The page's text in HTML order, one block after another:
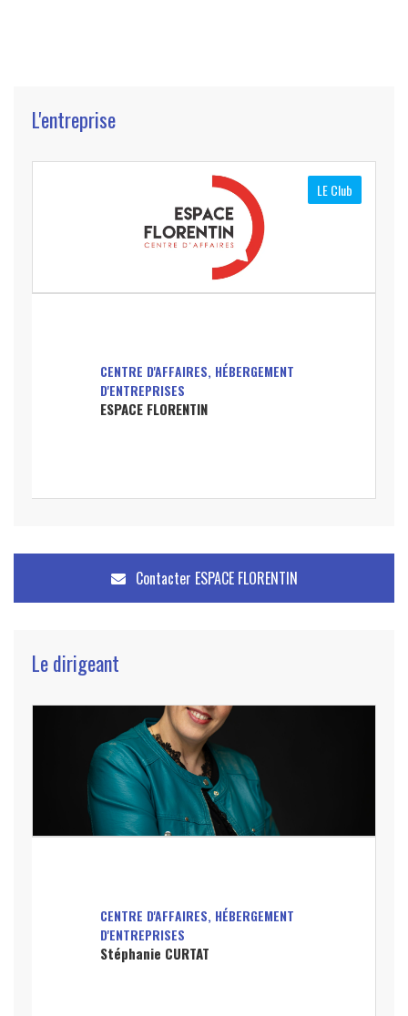
L'entreprise
LE Club
CENTRE D'AFFAIRES, HÉBERGEMENT
D'ENTREPRISES
ESPACE FLORENTIN
Contacter ESPACE FLORENTIN
Le dirigeant
CENTRE D'AFFAIRES, HÉBERGEMENT
D'ENTREPRISES
Stéphanie CURTAT